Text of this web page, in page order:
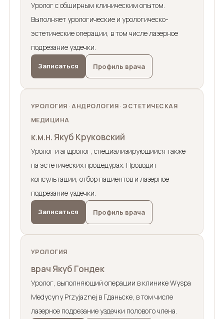
Уролог с обширным клиническим опытом.
Выполняет урологические и урологическо-
эстетические операции, в том числе лазерное
подрезание уздечки.
Записаться Профиль врача
УРОЛОГИЯ · АНДРОЛОГИЯ · ЭСТЕТИЧЕСКАЯ
МЕДИЦИНА
к.м.н. Якуб Круковский
Уролог и андролог, специализирующийся также
на эстетических процедурах. Проводит
консультации, отбор пациентов и лазерное
подрезание уздечки.
Записаться Профиль врача
УРОЛОГИЯ
врач Якуб Гондек
Уролог, выполняющий операции в клинике Wyspa
Medycyny Przyjaznej в Гданьске, в том числе
лазерное подрезание уздечки полового члена.